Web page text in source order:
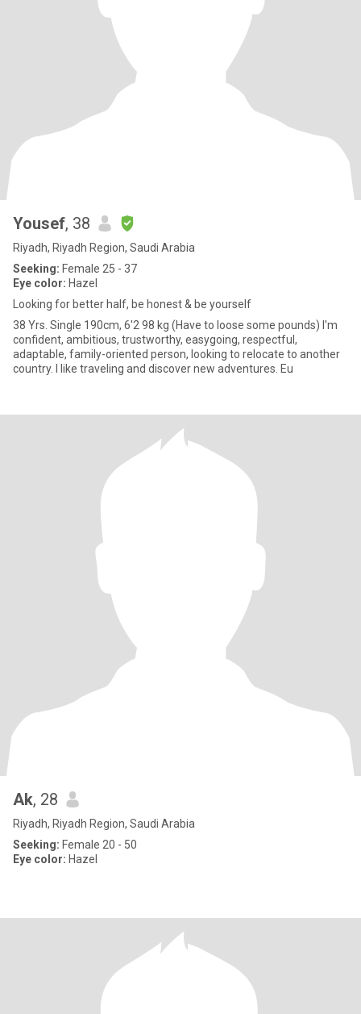
Yousef, 38
Riyadh, Riyadh Region, Saudi Arabia
Seeking: Female 25 - 37
Eye color: Hazel
Looking for better half, be honest & be yourself
38 Yrs. Single 190cm, 6'2 98 kg (Have to loose some pounds) I'm
confident, ambitious, trustworthy, easygoing, respectful,
adaptable, family-oriented person, looking to relocate to another
country. I like traveling and discover new adventures. Eu
Ak, 28
Riyadh, Riyadh Region, Saudi Arabia
Seeking: Female 20 - 50
Eye color: Hazel